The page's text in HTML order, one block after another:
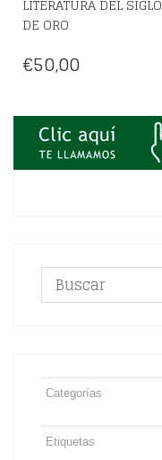
LITERATURA DEL SIGLO
DE ORO
€50,00